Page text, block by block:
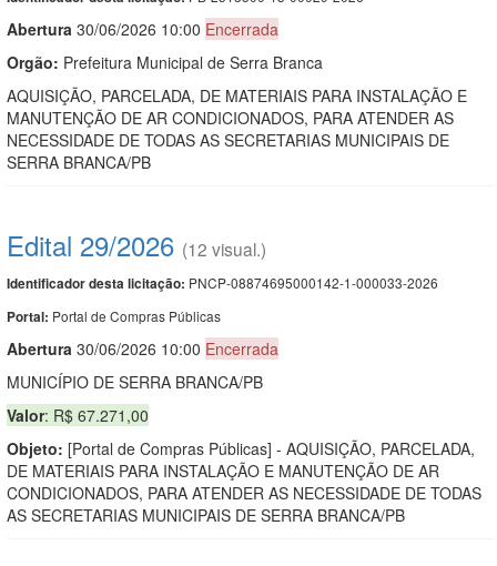
Abertura 30/06/2026 10:00 Encerrada
Orgão: Prefeitura Municipal de Serra Branca
AQUISIÇÃO, PARCELADA, DE MATERIAIS PARA INSTALAÇÃO E
MANUTENÇÃO DE AR CONDICIONADOS, PARA ATENDER AS
NECESSIDADE DE TODAS AS SECRETARIAS MUNICIPAIS DE
SERRA BRANCA/PB
Edital 29/2026 (12 visual.)
Identificador desta licitação: PNCP-08874695000142-1-000033-2026
Portal: Portal de Compras Públicas
Abertura 30/06/2026 10:00 Encerrada
MUNICÍPIO DE SERRA BRANCA/PB
Valor: R$ 67.271,00
Objeto: [Portal de Compras Públicas] - AQUISIÇÃO, PARCELADA,
DE MATERIAIS PARA INSTALAÇÃO E MANUTENÇÃO DE AR
CONDICIONADOS, PARA ATENDER AS NECESSIDADE DE TODAS
AS SECRETARIAS MUNICIPAIS DE SERRA BRANCA/PB